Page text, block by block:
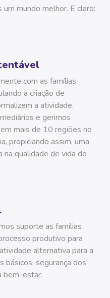
mundo melhor. E claro:
com as famílias
a criação de
a atividade.
e gerimos
mais de 10 regiões no
propiciando assim, uma
na qualidade de vida do
suporte as famílias
produtivo para
alternativa para a
básicos, segurança dos
bem-estar.